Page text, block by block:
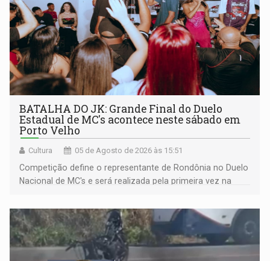
BATALHA DO JK: Grande Final do Duelo
Estadual de MC's acontece neste sábado em
Porto Velho
Cultura 05 de Agosto de 2026 às 15:51
Competição define o representante de Rondônia no Duelo
Nacional de MC's e será realizada pela primeira vez na